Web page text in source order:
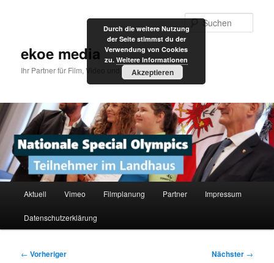
ekoe media
Ihr Partner für Film, Video und Internet
Aktuell Vimeo Filmplanung Partner Impressum
Datenschutzerklärung
Beitragsnavigation
← Vorheriger Nächster →
Durch die weitere Nutzung
der Seite stimmst du der
Verwendung von Cookies
zu. Weitere Informationen
Akzeptieren